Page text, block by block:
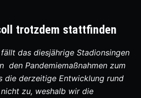
trotzdem stattfinden
das diesjährige Stadionsingen
den Pandemiemaßnahmen zum
die derzeitige Entwicklung rund
zu, weshalb wir die